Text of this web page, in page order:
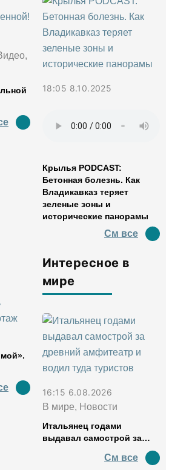
18:05 8.10.2025
Крылья PODCAST:
Бетонная болезнь. Как
Владикавказ теряет
зеленые зоны и
исторические панорамы
См все
Интересное в
мире
16:15 6.08.2026
В мире, Новости
Итальянец годами
выдавал самострой за
водил туда туристов
См все